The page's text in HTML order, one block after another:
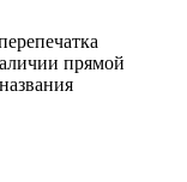
прямой